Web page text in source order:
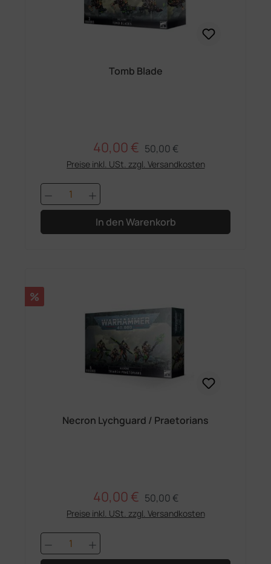
Tomb Blade
Verkaufspreis:
40,00 € Regulärer Preis:
50,00 €
Preise inkl. USt. zzgl. Versandkosten
Produkt Anzahl: Gib den
In den Warenkorb
Rabatt
%
Necron Lychguard / Praetorians
Verkaufspreis:
40,00 € Regulärer Preis:
50,00 €
Preise inkl. USt. zzgl. Versandkosten
Produkt Anzahl: Gib den